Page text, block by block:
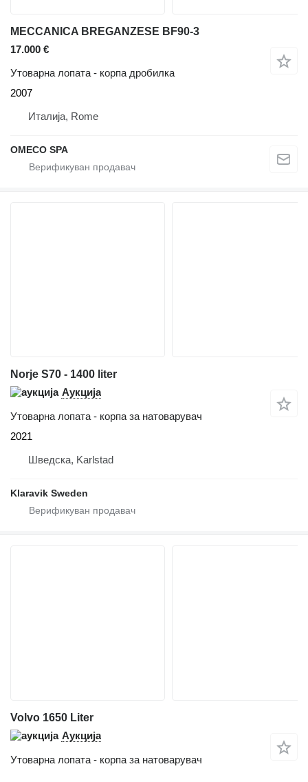
MECCANICA BREGANZESE BF90-3
17.000 €
Утоварна лопата - корпа дробилка
2007
Италија, Rome
OMECO SPA
Norje S70 - 1400 liter
Аукција
Утоварна лопата - корпа за натоварувач
2021
Шведска, Karlstad
Klaravik Sweden
Volvo 1650 Liter
Аукција
Утоварна лопата - корпа за натоварувач